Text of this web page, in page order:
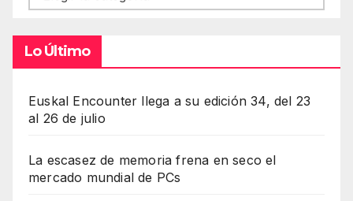
Lo Último
Euskal Encounter llega a su edición 34, del 23
al 26 de julio
La escasez de memoria frena en seco el
mercado mundial de PCs